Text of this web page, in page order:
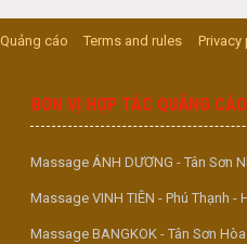
Quảng cáo Terms and rules Privacy
ĐƠN VỊ HỢP TÁC QUẢNG CÁO
Massage ÁNH DƯƠNG - Tân Sơn
Massage VINH TIÊN - Phú Thạnh -
Massage BANGKOK - Tân Sơn